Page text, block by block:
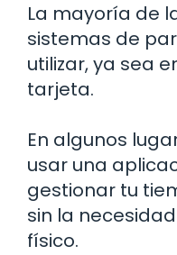
La mayoría de
sistemas de
utilizar, ya sea
tarjeta.
En algunos
usar una
gestionar tu
sin la
físico.